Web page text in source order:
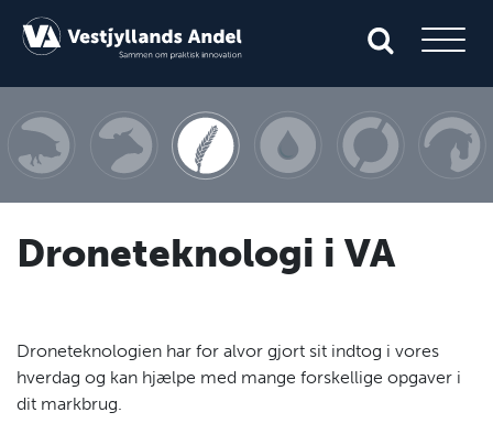
Droneteknologi i VA
Droneteknologien har for alvor gjort sit indtog i vores
hverdag og kan hjælpe med mange forskellige opgaver i
dit markbrug.